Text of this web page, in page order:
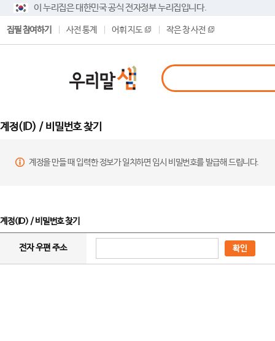
이 누리집은 대한민국 공식 전자정부 누리집입니다.
집필 참여하기 사전 통계 어휘 지도 작은 창 사전
계정(ID) / 비밀번호 찾기
계정을 만들 때 입력한 정보가 일치하면 임시 비밀번호를 발급해 드립니다.
계정(ID) / 비밀번호 찾기
전자 우편 주소 확인